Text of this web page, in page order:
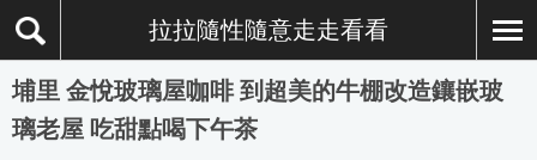
拉拉隨性隨意走走看看
埔里 金悅玻璃屋咖啡 到超美的牛棚改造鑲嵌玻
璃老屋 吃甜點喝下午茶